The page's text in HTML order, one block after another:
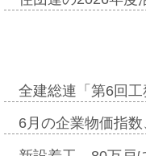
全建総連「第6回
6月の企業物価指